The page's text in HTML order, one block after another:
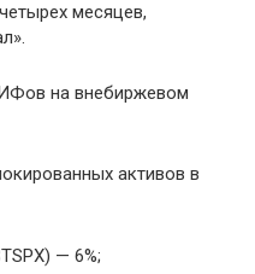
месяцев,
на внебиржевом
активов в
— 6%;